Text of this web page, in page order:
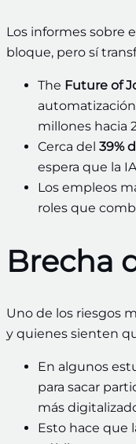
Los informes sobre
bloque, pero sí
The Future of
millones hacia
Cerca del 39%
espera que la
Los empleos
roles que
Brecha
Uno de los riesgos
y quienes sienten
En algunos
para sacar
más
Esto hace que